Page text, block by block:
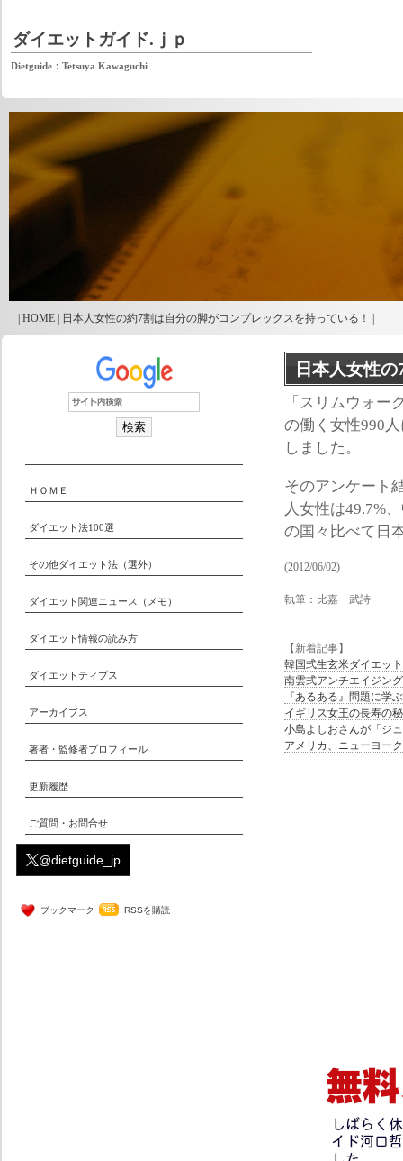
ダイエットガイド.ｊｐ
Dietguide：Tetsuya Kawaguchi
HOME | 日本人女性の約7割は自分の脚がコンプレックスを持っている！ |
日本人女性
「スリムウォ
の働く女性990
しました。
そのアンケート
人女性は49.7%
の国々比べて日
(2012/06/02)
執筆：比嘉 武詩
【新着記事】
韓国式生玄米ダイエッ
南雲式アンチエイジン
『あるある』問題に学
イギリス女王の長寿の
小島よしおさんが「ジ
アメリカ、ニューヨー
ＨＯＭＥ
ダイエット法100選
その他ダイエット法（選外）
ダイエット関連ニュース（メモ）
ダイエット情報の読み方
ダイエットティプス
アーカイブス
著者・監修者プロフィール
更新履歴
ご質問・お問合せ
@dietguide_jp
ブックマーク RSSを購読